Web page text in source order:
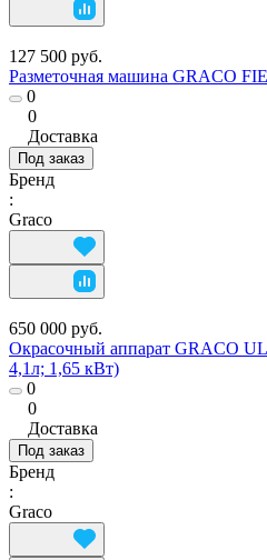
127 500 руб.
Разметочная машина GRACO
0
0
Доставка
Под заказ
Бренд
:
Graco
650 000 руб.
Окрасочный аппарат GRACO
4,1л; 1,65 кВт)
0
0
Доставка
Под заказ
Бренд
:
Graco